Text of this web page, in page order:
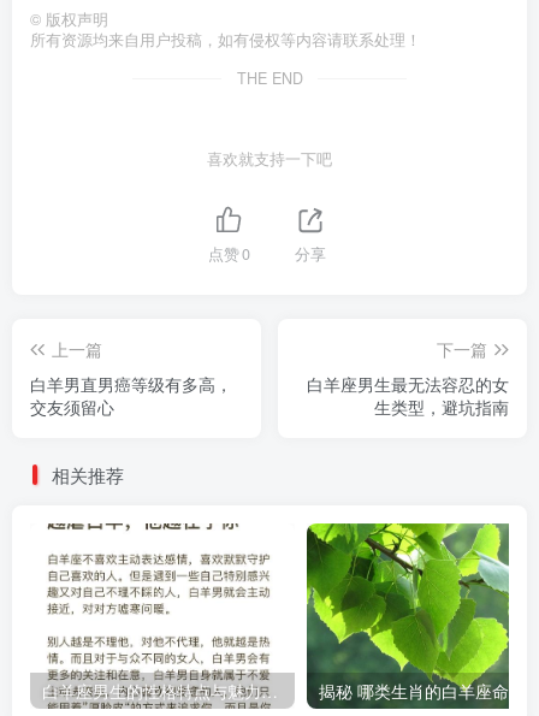
© 版权声明
所有资源均来自用户投稿，如有侵权等内容请联系处理！
THE END
喜欢就支持一下吧
点赞0 分享
上一篇
白羊男直男癌等级有多高，
交友须留心
下一篇
白羊座男生最无法容忍的女
生类型，避坑指南
相关推荐
白羊座男生的性格特点与魅力解析